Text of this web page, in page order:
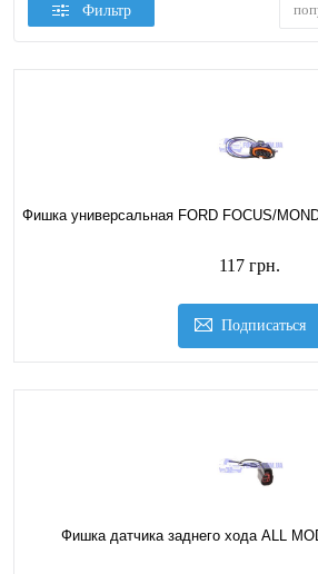
Фильтр
Фишка универсальная FORD FOCUS/
117 грн.
Подписаться
Фишка датчика заднего хода ALL